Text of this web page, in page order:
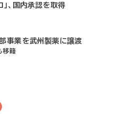
」、国内承認を取得
事業を武州製薬に譲渡
移籍